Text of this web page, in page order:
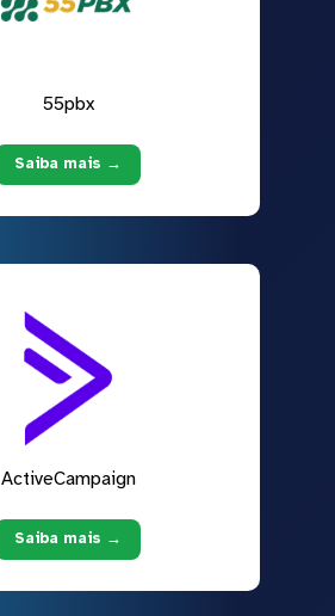
55pbx
Saiba mais →
ActiveCampaign
Saiba mais →